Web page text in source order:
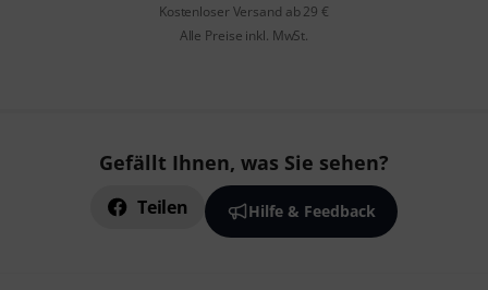
Kostenloser Versand ab 29 €
Alle Preise inkl. MwSt.
Gefällt Ihnen, was Sie sehen?
Teilen Hilfe & Feedback